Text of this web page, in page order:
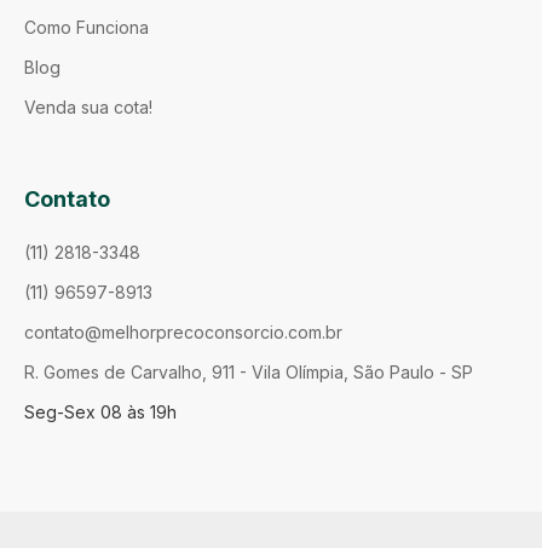
Como Funciona
Blog
Venda sua cota!
Contato
(11) 2818-3348
(11) 96597-8913
contato@melhorprecoconsorcio.com.br
R. Gomes de Carvalho, 911 - Vila Olímpia, São Paulo - SP
Seg-Sex 08 às 19h